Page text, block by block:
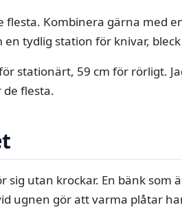
flesta. Kombinera gärna med
tydlig station för knivar,
stationärt, 59 cm för rörligt.
flesta.
utan krockar. En bänk som
ugnen gör att varma plåtar